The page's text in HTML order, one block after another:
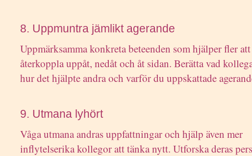
8. Uppmuntra jämlikt agerande
Uppmärksamma konkreta beteenden som hjälper fler att
återkoppla uppåt, nedåt och åt sidan. Berätta vad
hur det hjälpte andra och varför du uppskattade
9. Utmana lyhört
Våga utmana andras uppfattningar och hjälp även mer
inflytelserika kollegor att tänka nytt. Utforska deras